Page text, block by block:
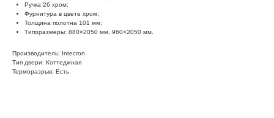
Ручка 26 хром;
Фурнитура в цвете хром;
Толщина полотна 101 мм;
Типоразмеры: 880×2050 мм, 960×2050 мм.
Производитель: Intecron
Тип двери: Коттеджная
Терморазрыв: Есть